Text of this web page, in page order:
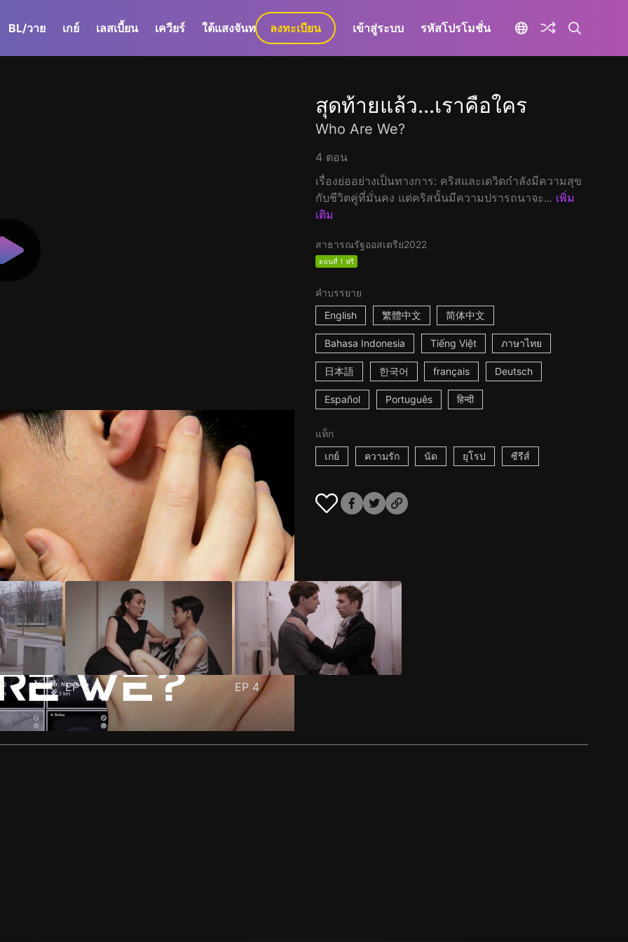
BL/วาย เกย์ เลสเบี้ยน เควียร์ ใต้แสงจันทร์ GaLa+
ลงทะเบียน เข้าสู่ระบบ รหัสโปรโมชั่น
สุดท้ายแล้ว...เราคือใคร
Who Are We?
4 ตอน
เรื่องย่ออย่างเป็นทางการ: คริสและเดวิดกำลังมีความสุข
กับชีวิตคู่ที่มั่นคง แต่คริสนั้นมีความปรารถนาจะ... เพิ่ม
เติม
สาธารณรัฐออสเตรีย2022
ตอนที่ 1 ฟรี
คำบรรยาย
English
繁體中文 简体中文
Bahasa Indonesia Tiếng Việt ภาษาไทย
日本語 한국어 français Deutsch
Español Português हिन्दी
แท็ก
เกย์
ความรัก นัด ยุโรป ซีรีส์
EP3 EP 4